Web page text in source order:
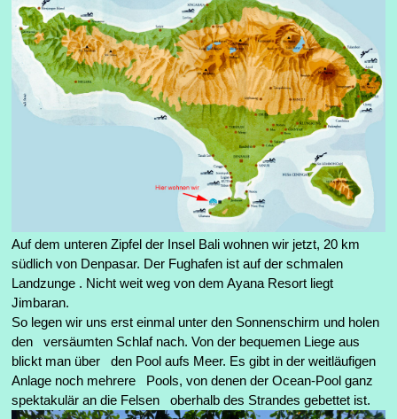
Auf dem unteren Zipfel der Insel Bali wohnen wir jetzt, 20 km
südlich von Denpasar. Der Fughafen ist auf der schmalen
Landzunge . Nicht weit weg von dem Ayana Resort liegt
Jimbaran.
So legen wir uns erst einmal unter den Sonnenschirm und holen
den versäumten Schlaf nach. Von der bequemen Liege aus
blickt man über den Pool aufs Meer. Es gibt in der weitläufigen
Anlage noch mehrere Pools, von denen der Ocean-Pool ganz
spektakulär an die Felsen oberhalb des Strandes gebettet ist.